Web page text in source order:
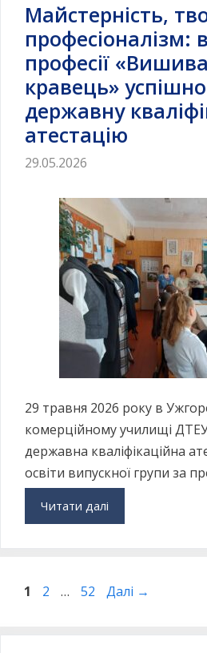
Майстерність,
професіоналізм:
професії
кравець»
державну
атестацію
29.05.2026
29 травня 2026 року в
комерційному училищі ДТЕУ
державна кваліфікаційна
освіти випускної групи за
Читати далі
1 2 … 52 Далі →